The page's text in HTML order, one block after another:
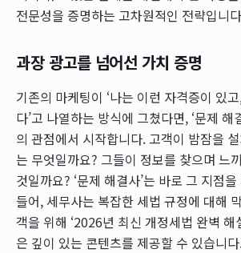
전문성을 증명하는 고차원적인 전략입니
과장 광고를 넘어선 가치 증명
기존의 마케팅이 ‘나는 이런 자격증이 있
다’고 나열하는 방식에 그쳤다면, ‘문제 해
의 관점에서 시작합니다. 고객이 밤잠을
는 무엇일까요? 그들이 정보를 찾으며 느
것일까요? ‘문제 해결사’는 바로 그 지점
들어, 세무사는 복잡한 세법 규정에 대해
객을 위해 ‘2026년 최신 개정세법 완벽 해
은 깊이 있는 콘텐츠를 제공할 수 있습니